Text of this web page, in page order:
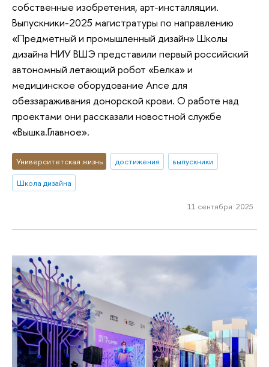
собственные изобретения, арт-инсталляции.
Выпускники-2025 магистратуры по направлению
«Предметный и промышленный дизайн» Школы
дизайна НИУ ВШЭ представили первый российский
автономный летающий робот «Белка» и
медицинское оборудование Ance для
обеззараживания донорской крови. О работе над
проектами они рассказали новостной службе
«Вышка.Главное».
Университетская жизнь достижения
выпускники
Школа дизайна
11 сентября 2025